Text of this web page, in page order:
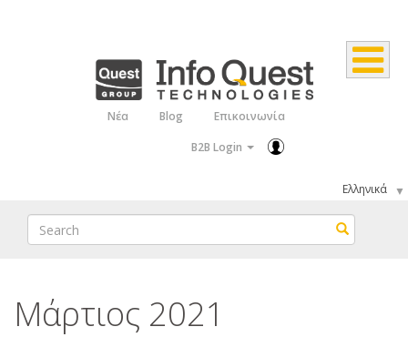
Νέα Blog
Επικοινωνία
B2B Login
Select
your
language
Search Search
Μάρτιος 2021